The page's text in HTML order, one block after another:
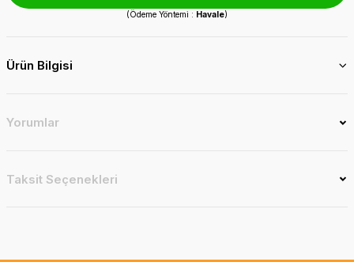
(Ödeme Yöntemi : Havale)
Ürün Bilgisi
Yorumlar
Taksit Seçenekleri